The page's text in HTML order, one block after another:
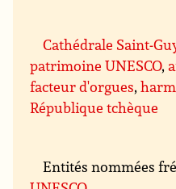
Cathédrale Saint-
patrimoine UNESCO,
facteur d'orgues,
République tchèque
Entités nommées